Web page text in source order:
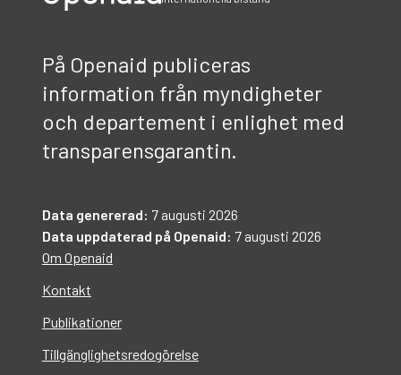
På Openaid publiceras
information från myndigheter
och departement i enlighet med
transparensgarantin.
Data genererad: 7 augusti 2026
Data uppdaterad på Openaid: 7 augusti 2026
Om Openaid
Kontakt
Publikationer
Tillgänglighetsredogörelse